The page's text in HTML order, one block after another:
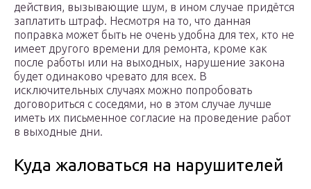
действия, вызывающие шум, в ином случае придётся
заплатить штраф. Несмотря на то, что данная
поправка может быть не очень удобна для тех, кто не
имеет другого времени для ремонта, кроме как
после работы или на выходных, нарушение закона
будет одинаково чревато для всех. В
исключительных случаях можно попробовать
договориться с соседями, но в этом случае лучше
иметь их письменное согласие на проведение работ
в выходные дни.
Куда жаловаться на нарушителей